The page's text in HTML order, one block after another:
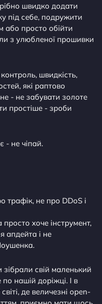
швидко додати
під себе, подружити
або просто обійти
з улюбленої прошивки
швидкість,
які раптово
- не забувати золоте
простіше - зроби
- не чіпай.
трафік, не про DDoS і
хоче інструмент,
апдейта і не
свій маленький
нашій доріжці. І в
де величезні open-